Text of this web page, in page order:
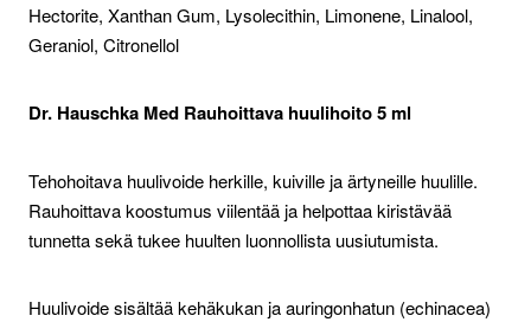
Hectorite, Xanthan Gum, Lysolecithin, Limonene, Linalool,
Geraniol, Citronellol
Dr. Hauschka Med Rauhoittava huulihoito 5 ml
Tehohoitava huulivoide herkille, kuiville ja ärtyneille huulille.
Rauhoittava koostumus viilentää ja helpottaa kiristävää
tunnetta sekä tukee huulten luonnollista uusiutumista.
Huulivoide sisältää kehäkukan ja auringonhatun (echinacea)